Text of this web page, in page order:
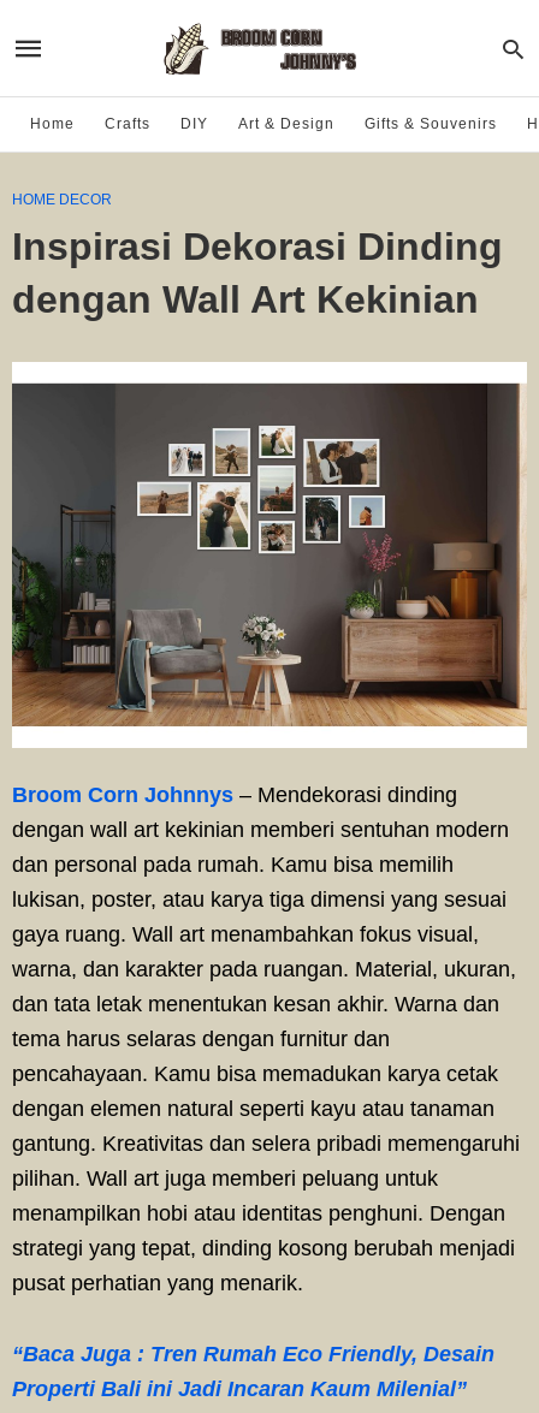
Home Crafts DIY Art & Design Gifts & Souvenirs
HOME DECOR
Inspirasi Dekorasi Dinding
dengan Wall Art Kekinian
Broom Corn Johnnys – Mendekorasi dinding
dengan wall art kekinian memberi sentuhan modern
dan personal pada rumah. Kamu bisa memilih
lukisan, poster, atau karya tiga dimensi yang sesuai
gaya ruang. Wall art menambahkan fokus visual,
warna, dan karakter pada ruangan. Material, ukuran,
dan tata letak menentukan kesan akhir. Warna dan
tema harus selaras dengan furnitur dan
pencahayaan. Kamu bisa memadukan karya cetak
dengan elemen natural seperti kayu atau tanaman
gantung. Kreativitas dan selera pribadi memengaruhi
pilihan. Wall art juga memberi peluang untuk
menampilkan hobi atau identitas penghuni. Dengan
strategi yang tepat, dinding kosong berubah menjadi
pusat perhatian yang menarik.
“Baca Juga : Tren Rumah Eco Friendly, Desain
Properti Bali ini Jadi Incaran Kaum Milenial”